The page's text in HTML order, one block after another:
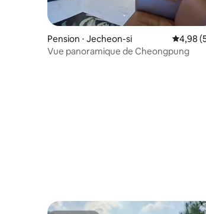
Pension ⋅ Jecheon-si
4,98
Vue panoramique de Cheongpung